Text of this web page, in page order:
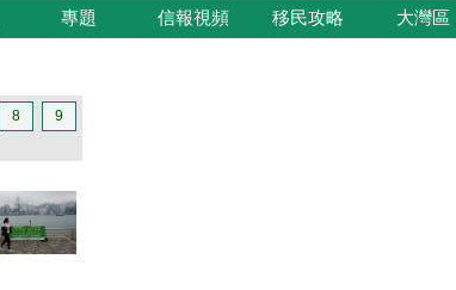
專題 信報視頻 移民攻略 大灣區
8 9